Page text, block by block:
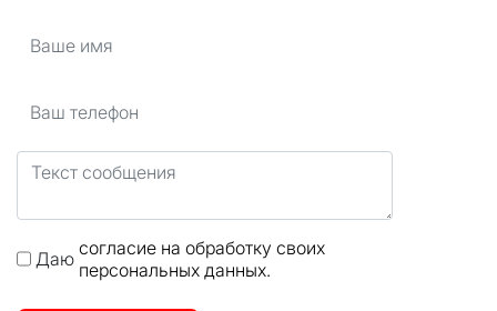
Даю согласие на обработку своих
персональных данных.